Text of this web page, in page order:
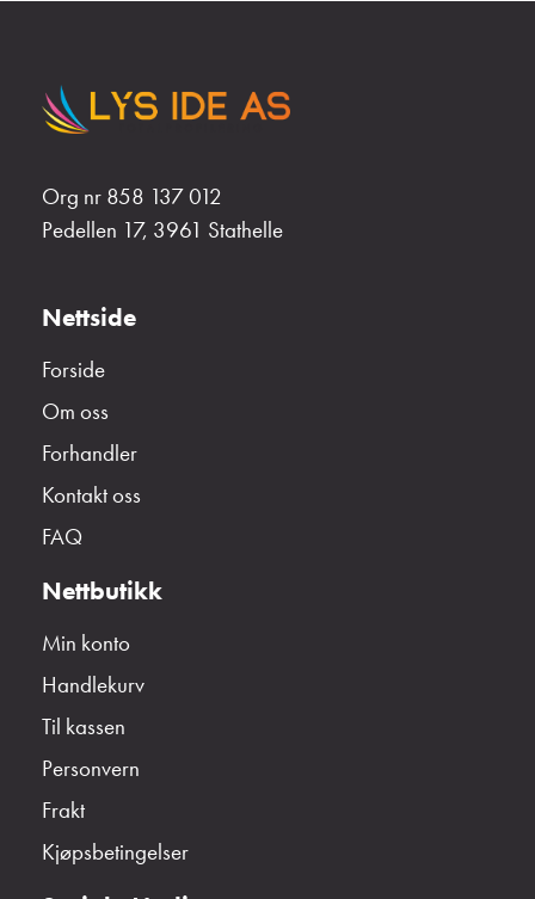
Org nr 858 137 012
Pedellen 17, 3961 Stathelle
Nettside
Forside
Om oss
Forhandler
Kontakt oss
FAQ
Nettbutikk
Min konto
Handlekurv
Til kassen
Personvern
Frakt
Kjøpsbetingelser